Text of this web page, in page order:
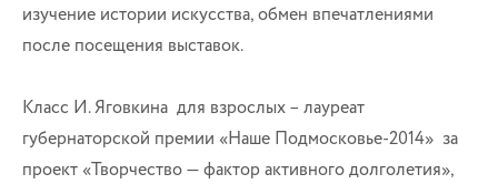
изучение истории искусства, обмен впечатлениями
после посещения выставок.
Класс И. Яговкина для взрослых – лауреат
губернаторской премии «Наше Подмосковье-2014» за
проект «Творчество — фактор активного долголетия»,